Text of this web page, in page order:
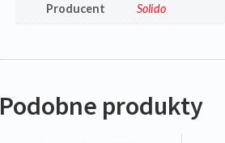
Producent Solido
Podobne produkty